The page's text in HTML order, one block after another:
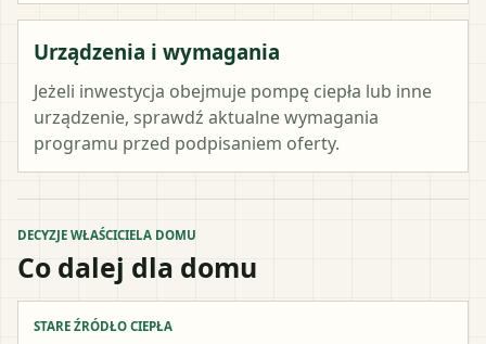
Urządzenia i wymagania
Jeżeli inwestycja obejmuje pompę ciepła lub inne
urządzenie, sprawdź aktualne wymagania
programu przed podpisaniem oferty.
DECYZJE WŁAŚCICIELA DOMU
Co dalej dla domu
STARE ŹRÓDŁO CIEPŁA